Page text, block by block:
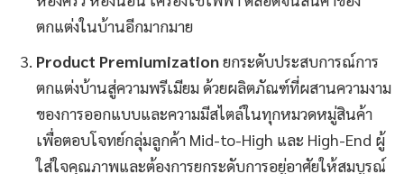
ตกแต่งในบ้านอีกมากมาย
Product Premiumizationยกระดับประสบการณ์การ
ตกแต่งบ้านสู่ความพรีเมียม ด้วยผลิตภัณฑ์ที่ผสานความงาม
ของการออกแบบและความมีสไตล์ในทุกหมวดหมู่สินค้า
เพื่อตอบโจทย์กลุ่มลูกค้า Mid-to-High และ High-End ผู้
ใส่ใจคุณภาพและต้องการยกระดับการอยู่อาศัยให้สมบูรณ์